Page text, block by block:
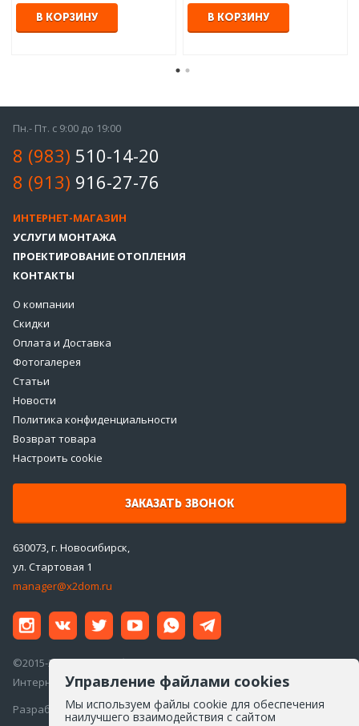
В КОРЗИНУ В КОРЗИНУ
Пн.- Пт. с 9:00 до 19:00
8 (983) 510-14-20
8 (913) 916-27-76
ИНТЕРНЕТ-МАГАЗИН
УСЛУГИ МОНТАЖА
ПРОЕКТИРОВАНИЕ ОТОПЛЕНИЯ
КОНТАКТЫ
О компании
Скидки
Оплата и Доставка
Фотогалерея
Статьи
Новости
Политика конфиденциальности
Возврат товара
Настроить cookie
ЗАКАЗАТЬ ЗВОНОК
630073, г. Новосибирск,
ул. Стартовая 1
manager@x2dom.ru
©2015-2026 ООО «ДаблДом»
Интернет-магазин инженерной сантехники
Разработка сайта —Айкон
Управление файлами cookies
Мы используем файлы cookie для обеспечения
наилучшего взаимодействия с сайтом